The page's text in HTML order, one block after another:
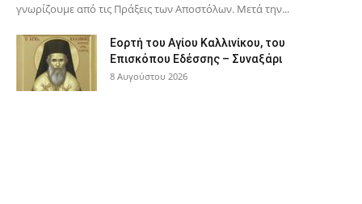
γνωρίζουμε από τις Πράξεις των Αποστόλων. Μετά την...
Εορτή του Αγίου Καλλινίκου, του
Επισκόπου Εδέσσης – Συναξάρι
8 Αυγούστου 2026